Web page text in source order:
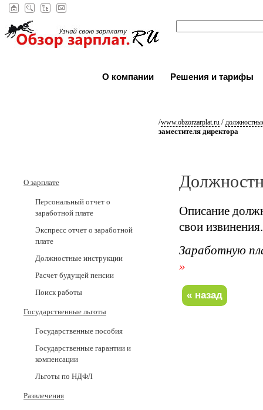
О компании Решения и тарифы
/www.obzorzarplat.ru /
заместителя директора
О зарплате
Персональный отчет о
заработной плате
Экспресс отчет о заработной
плате
Должностные инструкции
Расчет будущей пенсии
Поиск работы
Государственные льготы
Государственные пособия
Государственные гарантии и
компенсации
Льготы по НДФЛ
Развлечения
Описание
свои извинения.
Заработную
»